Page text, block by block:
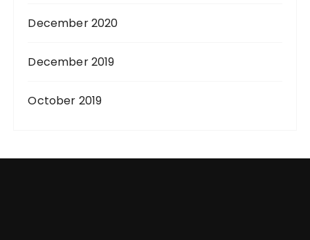
December 2020
December 2019
October 2019